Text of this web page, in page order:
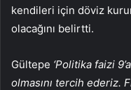
kendileri için döviz
olacağını belirtti.
Gültepe ‘Politika faizi
olmasını tercih ederiz.